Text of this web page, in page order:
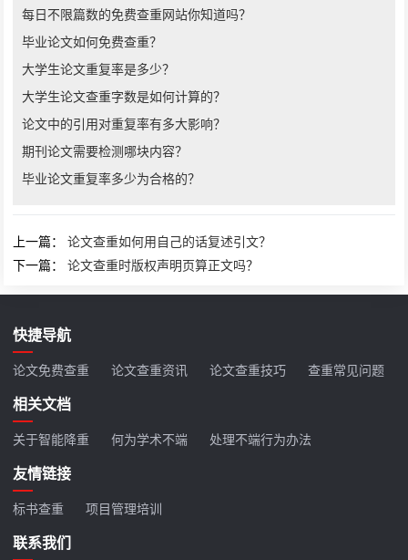
每日不限篇数的免费查重网站你知道吗？
毕业论文如何免费查重？
大学生论文重复率是多少？
大学生论文查重字数是如何计算的？
论文中的引用对重复率有多大影响？
期刊论文需要检测哪块内容？
毕业论文重复率多少为合格的？
上一篇：论文查重如何用自己的话复述引文？
下一篇：论文查重时版权声明页算正文吗？
快捷导航
论文免费查重 论文查重资讯 论文查重技巧 查重常见问题
相关文档
关于智能降重 何为学术不端 处理不端行为办法
友情链接
标书查重 项目管理培训
联系我们